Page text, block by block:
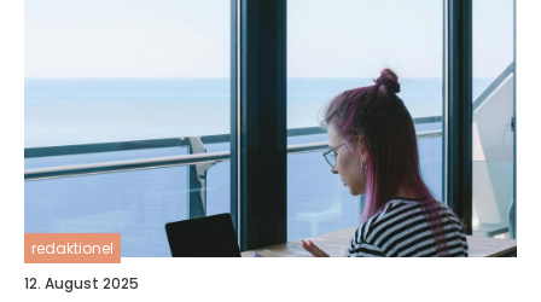
redaktionel
12. August 2025